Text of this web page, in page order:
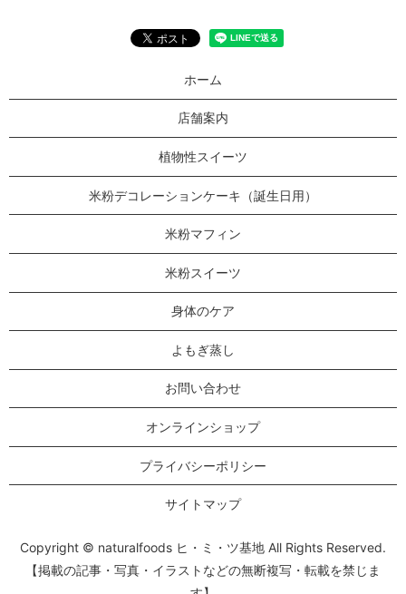
ホーム
店舗案内
植物性スイーツ
米粉デコレーションケーキ（誕生日用）
米粉マフィン
米粉スイーツ
身体のケア
よもぎ蒸し
お問い合わせ
オンラインショップ
プライバシーポリシー
サイトマップ
Copyright © naturalfoods ヒ・ミ・ツ基地 All Rights Reserved.
【掲載の記事・写真・イラストなどの無断複写・転載を禁じま